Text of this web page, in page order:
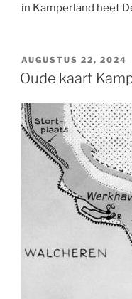
in Kamperland heet
GEPLAATST
OP
AUGUSTUS 22, 2024
Oude kaart